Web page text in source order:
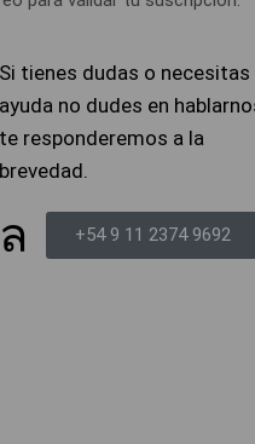
Si tienes dudas o necesitas
ayuda no dudes en
te responderemos a la
brevedad.
+54 9 11 2374 9692